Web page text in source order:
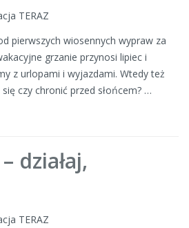
TERAZ
pierwszych wiosennych wypraw za
grzanie przynosi lipiec i
z urlopami i wyjazdami. Wtedy też
czy chronić przed słońcem? …
działaj,
TERAZ